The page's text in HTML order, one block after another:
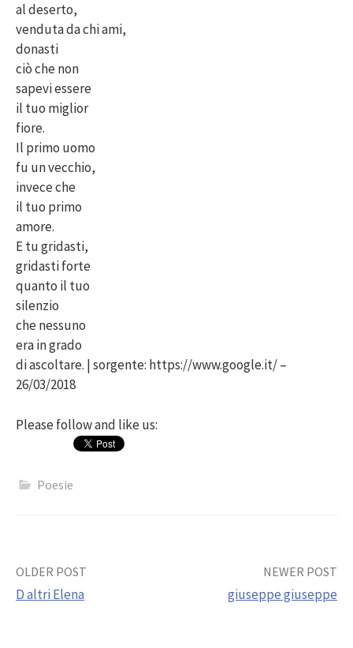
al deserto,
venduta da chi ami,
donasti
ciò che non
sapevi essere
il tuo miglior
fiore.
Il primo uomo
fu un vecchio,
invece che
il tuo primo
amore.
E tu gridasti,
gridasti forte
quanto il tuo
silenzio
che nessuno
era in grado
di ascoltare. | sorgente: https://www.google.it/ –
26/03/2018
Please follow and like us:
Poesie
Post
OLDER POST
D altri Elena
NEWER POST
giuseppe giuseppe